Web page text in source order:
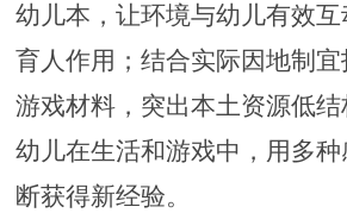
幼儿本，让环境与幼儿有效
育人作用；结合实际因地制宜
游戏材料， 突出本土资源低结
幼儿在生活和游戏中，用多
断获得新经验。